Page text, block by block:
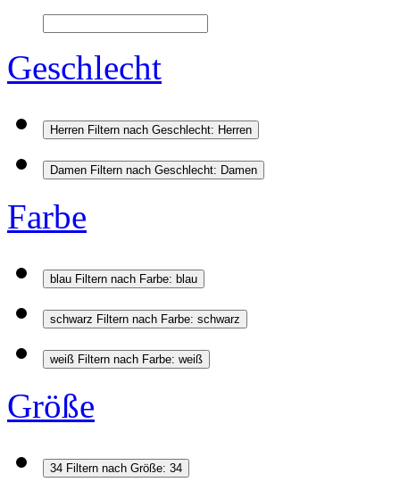
Geschlecht
Herren Filtern nach Geschlecht: Herren
Damen Filtern nach Geschlecht: Damen
Farbe
blau Filtern nach Farbe: blau
schwarz Filtern nach Farbe: schwarz
weiß Filtern nach Farbe: weiß
Größe
34 Filtern nach Größe: 34